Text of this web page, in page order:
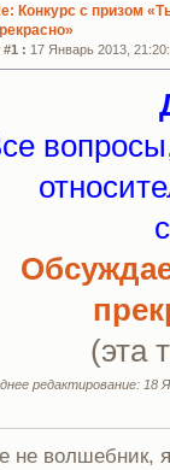
Конкурс с призом
#1 : 17 Январь 2013,
(эта
редактирование: 18
не волшебник,